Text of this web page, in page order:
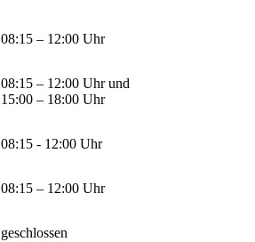
08:15 – 12:00 Uhr
08:15 – 12:00 Uhr und
15:00 – 18:00 Uhr
08:15 - 12:00 Uhr
08:15 – 12:00 Uhr
geschlossen